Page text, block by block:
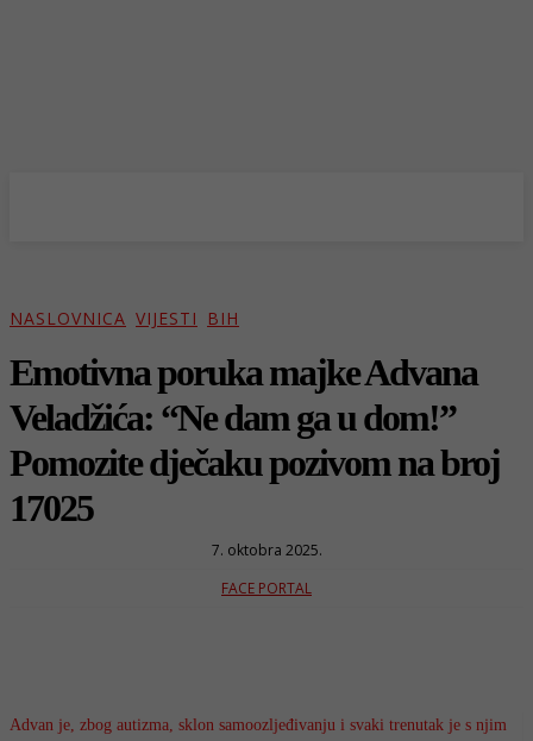
NASLOVNICA VIJESTI BIH
Emotivna poruka majke Advana
Veladžića: “Ne dam ga u dom!”
Pomozite dječaku pozivom na broj
17025
7. oktobra 2025.
FACE PORTAL
Advan je, zbog autizma, sklon samoozljeđivanju i svaki trenutak je s njim